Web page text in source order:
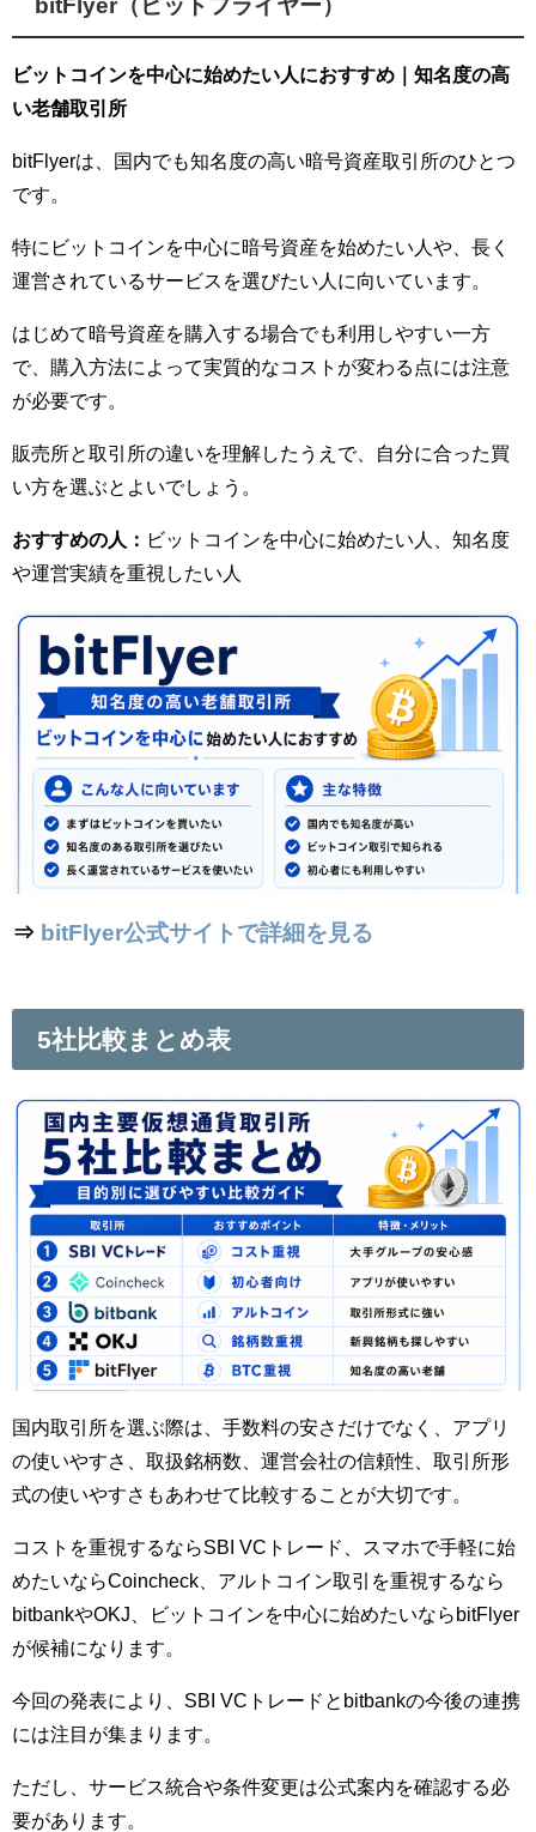
bitFlyer（ビットフライヤー）
ビットコインを中心に始めたい人におすすめ｜知名度の高
い老舗取引所
bitFlyerは、国内でも知名度の高い暗号資産取引所のひとつ
です。
特にビットコインを中心に暗号資産を始めたい人や、長く
運営されているサービスを選びたい人に向いています。
はじめて暗号資産を購入する場合でも利用しやすい一方
で、購入方法によって実質的なコストが変わる点には注意
が必要です。
販売所と取引所の違いを理解したうえで、自分に合った買
い方を選ぶとよいでしょう。
おすすめの人： ビットコインを中心に始めたい人、知名度
や運営実績を重視したい人
⇒ bitFlyer公式サイトで詳細を見る
5社比較まとめ表
国内取引所を選ぶ際は、手数料の安さだけでなく、アプリ
の使いやすさ、取扱銘柄数、運営会社の信頼性、取引所形
式の使いやすさもあわせて比較することが大切です。
コストを重視するならSBI VCトレード、スマホで手軽に始
めたいならCoincheck、アルトコイン取引を重視するなら
bitbankやOKJ、ビットコインを中心に始めたいならbitFlyer
が候補になります。
今回の発表により、SBI VCトレードとbitbankの今後の連携
には注目が集まります。
ただし、サービス統合や条件変更は公式案内を確認する必
要があります。